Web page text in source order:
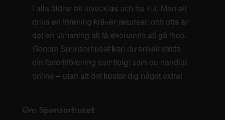
i alla åldrar att utvecklas och ha kul. Men att
driva en förening kräver resurser, och ofta är
det en utmaning att få ekonomin att gå ihop.
Genom Sponsorhuset kan du enkelt stötta
din favoritförening samtidigt som du handlar
online – utan att det kostar dig något extra!
Om Sponsorhuset